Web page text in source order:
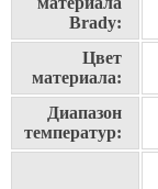
Brady:
Цвет
материала:
Диапазон
температур: